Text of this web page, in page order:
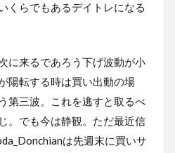
くらでもあるデイトレになる
に来るであろう下げ波動が小
陽転する時は買い出動の場
第三波。これを逃すと取るべ
。でも今は静観。ただ最近信
は先週末に買いサ